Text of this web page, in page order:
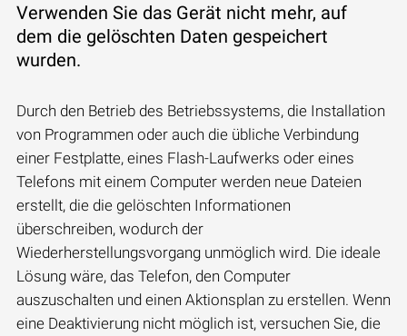
Verwenden Sie das Gerät nicht mehr, auf
dem die gelöschten Daten gespeichert
wurden.
Durch den Betrieb des Betriebssystems, die Installation
von Programmen oder auch die übliche Verbindung
einer Festplatte, eines Flash-Laufwerks oder eines
Telefons mit einem Computer werden neue Dateien
erstellt, die die gelöschten Informationen
überschreiben, wodurch der
Wiederherstellungsvorgang unmöglich wird. Die ideale
Lösung wäre, das Telefon, den Computer
auszuschalten und einen Aktionsplan zu erstellen. Wenn
eine Deaktivierung nicht möglich ist, versuchen Sie, die